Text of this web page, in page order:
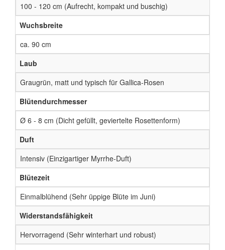
100 - 120 cm (Aufrecht, kompakt und buschig)
Wuchsbreite
ca. 90 cm
Laub
Graugrün, matt und typisch für Gallica-Rosen
Blütendurchmesser
Ø 6 - 8 cm (Dicht gefüllt, geviertelte Rosettenform)
Duft
Intensiv (Einzigartiger Myrrhe-Duft)
Blütezeit
Einmalblühend (Sehr üppige Blüte im Juni)
Widerstandsfähigkeit
Hervorragend (Sehr winterhart und robust)